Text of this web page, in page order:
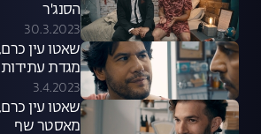
הסנג'ר
30.3.2023
מגדת עתידות
3.4.2023
מאסטר שף